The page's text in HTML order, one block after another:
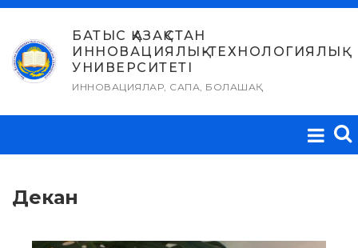
Skip
content
БАТЫС ҚАЗАҚСТАН
ИННОВАЦИЯЛЫҚ-ТЕХНОЛОГИЯЛЫҚ
УНИВЕРСИТЕТІ
ИННОВАЦИЯЛАР, САПА, БОЛАШАҚ
Декан